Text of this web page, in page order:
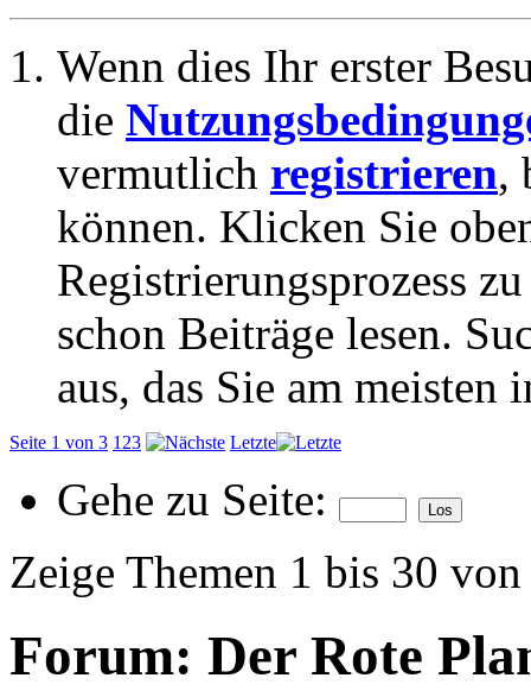
Wenn dies Ihr erster
die
vermutlich registrieren,
können. Klicken Sie
Registrierungsprozess
schon Beiträge lesen.
aus, das Sie am meisten
Seite 1 von 3 1 23 Letzte
Gehe zu Seite:
Zeige Themen 1 bis 30
Forum: Der Rote